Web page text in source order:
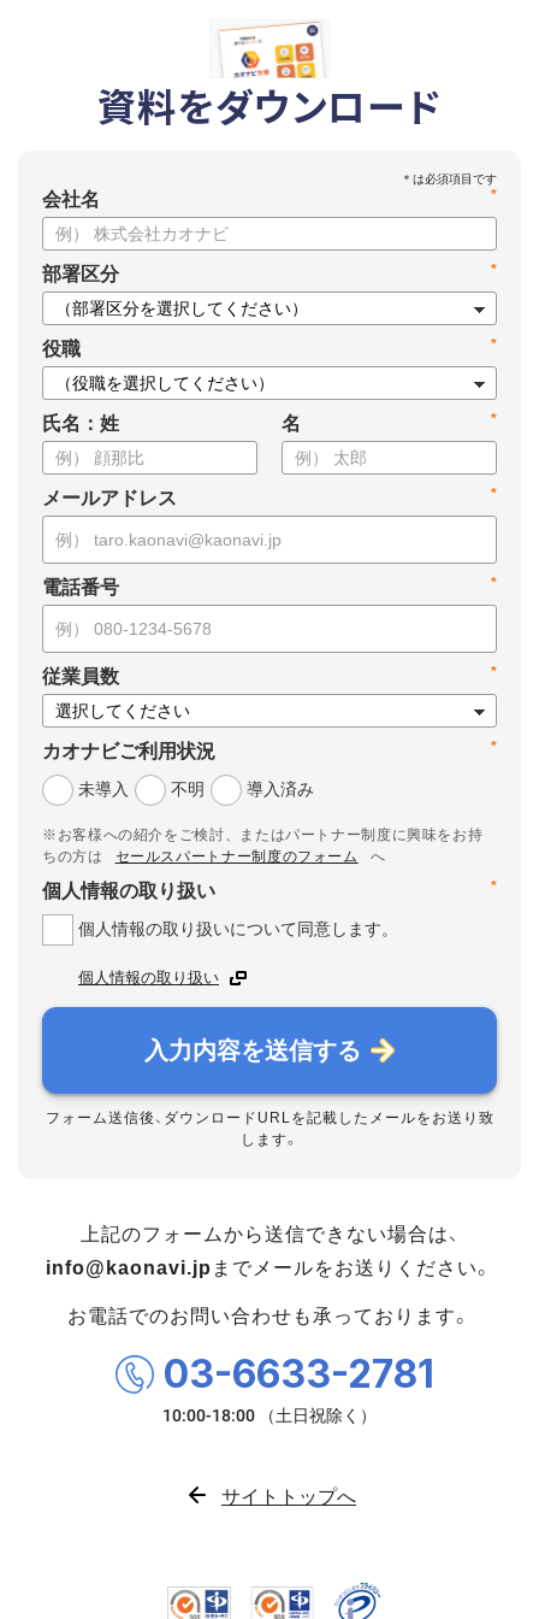
資料をダウンロード
*
会社名
*
部署区分
*
役職
氏名：姓 *
名
*
メールアドレス
*
電話番号
*
従業員数
*
カオナビご利用状況
未導入
不明 導入済み
※お客様への紹介をご検討、またはパートナー制度に興味をお持
ちの方は
セールスパートナー制度のフォーム
へ
*
個人情報の取り扱い
個人情報の取り扱いについて同意します。
個人情報の取り扱い
入力内容を送信する
フォーム送信後、ダウンロードURLを記載したメールをお送り致
します。
上記のフォームから送信できない場合は、
info@kaonavi.jp までメールをお送りください。
お電話でのお問い合わせも承っております。
03-6633-2781
サイトトップへ